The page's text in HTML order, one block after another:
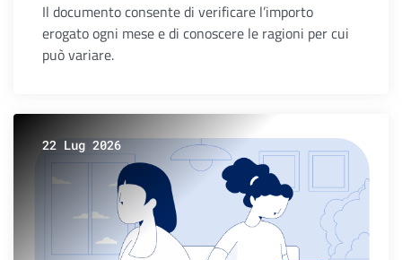
Il documento consente di verificare l’importo
erogato ogni mese e di conoscere le ragioni per cui
può variare.
22 Lug 2026